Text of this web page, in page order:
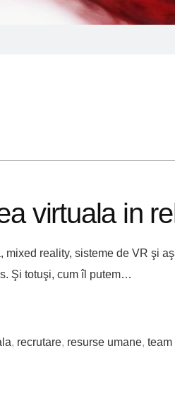
virtuala in
reality, sisteme de VR şi
Şi totuşi, cum îl putem…
, recrutare, resurse umane, team